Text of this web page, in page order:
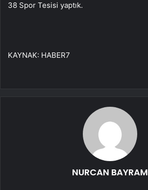
38 Spor Tesisi yaptık.
KAYNAK: HABER7
NURCAN BAYRAM